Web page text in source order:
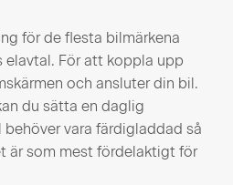
för de flesta bilmärkena
elavtal. För att koppla upp
och ansluter din bil.
du sätta en daglig
vara färdigladdad så
är som mest fördelaktigt för